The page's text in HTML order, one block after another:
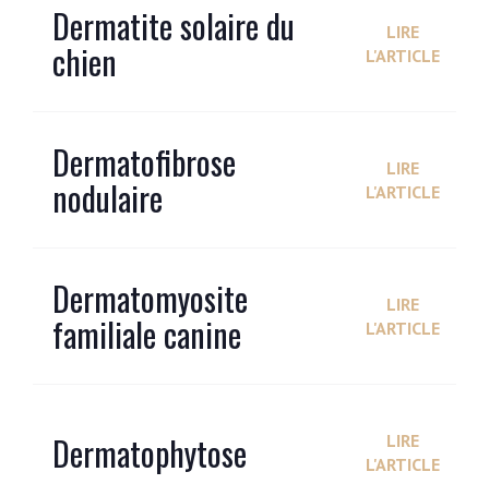
Dermatite solaire du
chien
LIRE
L'ARTICLE
Dermatofibrose
nodulaire
LIRE
L'ARTICLE
Dermatomyosite
familiale canine
LIRE
L'ARTICLE
Dermatophytose
LIRE
L'ARTICLE